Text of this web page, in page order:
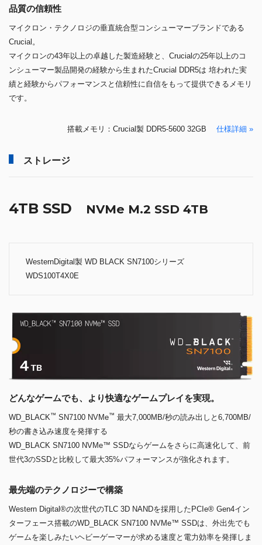
品質の信頼性
マイクロン・テクノロジの垂直統合型コンシューマーブランドである
Crucial。
マイクロンの43年以上の卓越した製造経験と、Crucialの25年以上のコ
ンシューマー製品開発の経験から生まれたCrucial DDR5は 培われた実
績と経験からパフォーマンスと信頼性に自信をもって提供できるメモリ
です。
搭載メモリ：Crucial製 DDR5-5600 32GB 仕様詳細 »
ストレージ
4TB SSD NVMe M.2 SSD 4TB
WesternDigital製 WD BLACK SN7100シリーズ
WDS100T4X0E
どんなゲームでも、より快適なゲームプレイを実現。
WD_BLACK™ SN7100 NVMe™ 最大7,000MB/秒の読み出しと6,700MB/
秒の書き込み速度を発揮する
WD_BLACK SN7100 NVMe™ SSDならゲームをさらに高速化して、前
世代3のSSDと比較して最大35%パフォーマンスが強化されます。
最先端のテクノロジーで構築
Western Digital®の次世代のTLC 3D NANDを採用したPCIe® Gen4イン
ターフェース搭載のWD_BLACK SN7100 NVMe™ SSDは、外出先でも
ゲームを楽しみたいヘビーゲーマーが求める速度と電力効率を発揮しま